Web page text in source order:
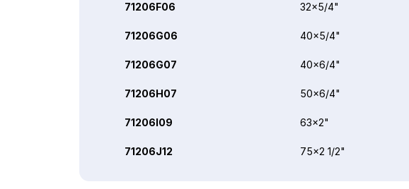
71206F06 32x5/4"
71206G06 40x5/4"
71206G07 40x6/4"
71206H07 50x6/4"
71206I09 63x2"
71206J12 75x2 1/2"